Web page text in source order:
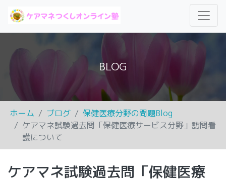
BLOG
ホーム ブログ
保健医療分野の問題Blog
ケアマネ試験過去問「保健医療サービス分野」訪問看
護について
ケアマネ試験過去問「保健医療